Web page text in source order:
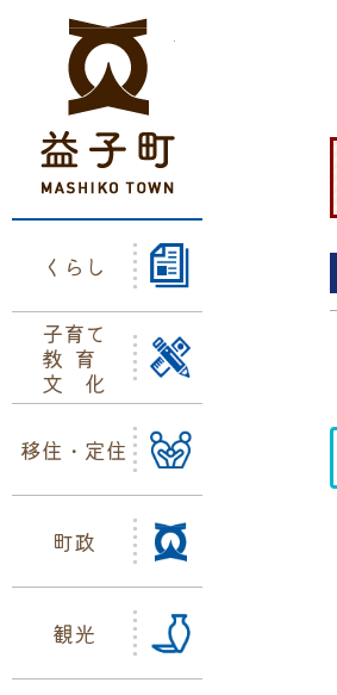
くらし
子育て
教育
文化
移住・定住
町政
観光